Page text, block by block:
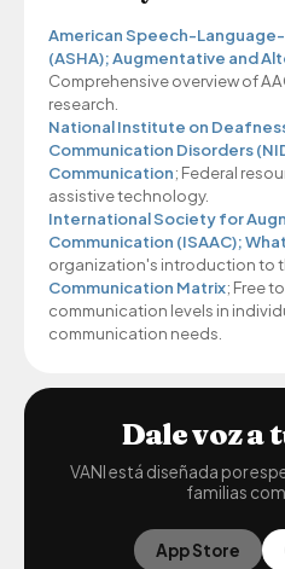
American Speech-
(ASHA); Augmentative and
Comprehensive overview of
research.
National Institute on
Communication Disorders
Communication; Federal
assistive technology.
International Society for
Communication (ISAAC);
organization's introduction to
Communication Matrix; Free
communication levels in
communication needs.
Dale voz a
VANI está diseñada por
familias
App Store